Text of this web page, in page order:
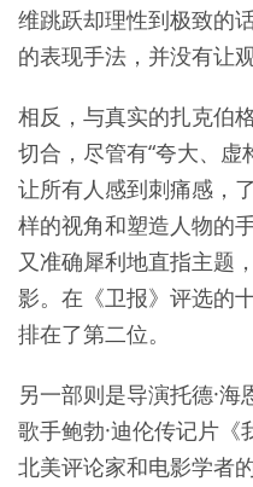
维跳跃却理性到极致的
的表现手法，并没有让
相反，与真实的扎克伯
切合，尽管有“夸大、虚
让所有人感到刺痛感，
样的视角和塑造人物的
又准确犀利地直指主题
影。在《卫报》评选的
排在了第二位。
另一部则是导演托德·
歌手鲍勃·迪伦传记片
北美评论家和电影学者